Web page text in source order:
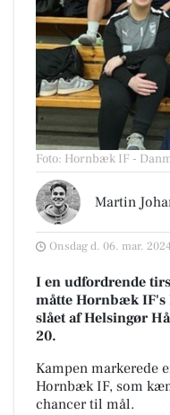
Foto: Hornbæk IF -
Martin
Onsdag d. 06. mar.
I en udfordrende
måtte Hornbæk IF's
slået af Helsingør
20.
Kampen markerede
Hornbæk IF, som
chancer til mål.